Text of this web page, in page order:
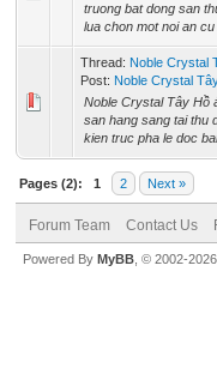
truong bat dong san
lua chon mot noi an cu
Thread: Noble Crystal
Post: Noble Crystal
Noble Crystal Tây Hồ
san hang sang tai thu
kien truc pha le doc
Pages (2): 1 2 Next »
Forum Team Contact Us
Powered By MyBB , © 2002-2026